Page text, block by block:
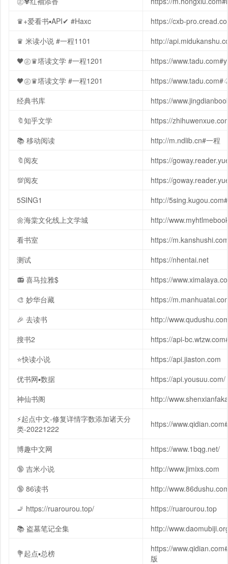
♛+爱看书▪︎API✔︎ #Haxc
https://cxb-
♛ 米读小说 #一程1101
http://
🖤㊣♛塔读文学 #一程1201
https://
🖤㊣♛塔读文学 #一程1201
https://
经典书库
https://
🔖知乎文学
https://
📚 移动阅读
http://m.ndlib.cn#一程
🔖阅友
https://
💯阅友
https://
5SING1
http://5sing.kugou.com#
🌼海棠文化线上文学城
http://
看书室
https://
测试
https://nhentai.net
📻 喜马拉雅$
https://
🎨 妙华台藏
https://
🎉 去读书
http://
搜书2
https://api-
⭐快读小说
https://api.jiaston.com
优书网▪数据
https://api.yousuu.com/
神仙书阁
http://
⚡起点中文-修复详情字数添加诸天分
类-20221222
https://
博趣中文网
https://www.1bqg.net/
🔞 吉米小说
http://www.jimixs.com
🔞 86读书
http://
🚬 https://ruarourou.top/
https://ruarourou.top
📚 盗墓笔记全集
http://
💐起点▪总榜
https://
版